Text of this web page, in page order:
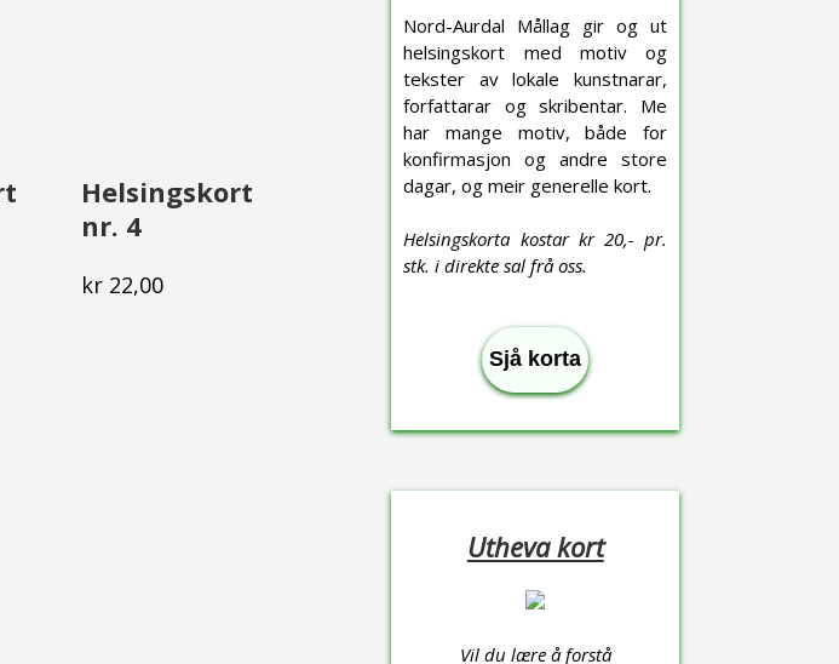
Helsingskort
nr. 4
kr 22,00
Nord-Aurdal Mållag gir og ut
helsingskort med motiv og
tekster av lokale kunstnarar,
forfattarar og skribentar. Me
har mange motiv, både for
konfirmasjon og andre store
dagar, og meir generelle kort.
Helsingskorta kostar kr 20,- pr.
stk. i direkte sal frå oss.
Sjå korta
Utheva kort
Vil du lære å forstå